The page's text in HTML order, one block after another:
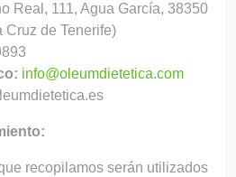
Real, 111, Agua García, 38350
Cruz de Tenerife)
info@oleumdietetica.com
recopilamos serán utilizados